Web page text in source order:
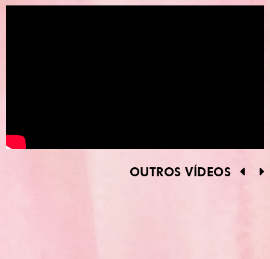
OUTROS VÍDEOS